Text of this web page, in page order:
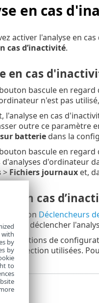
en cas
activer l'analyse en
cas d’inactivité.
en cas
bascule en regard
n'est pas
l'analyse en cas
outre ce paramètre
batteriedans la
bascule en regard
d'analyses d'ordinateur
>Fichiers journauxet,
en cas
la section Déclencheurs
de déclencher
: Options de
détection utilisées.
with
by
by
to